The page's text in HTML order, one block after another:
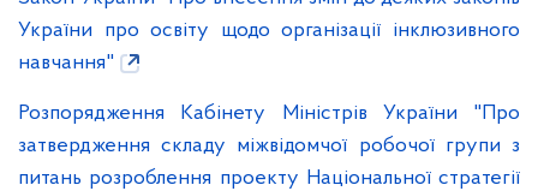
України про освіту щодо організації інклюзивного
навчання"
Розпорядження Кабінету Міністрів України "Про
затвердження складу міжвідомчої робочої групи з
питань розроблення проекту Національної стратегії